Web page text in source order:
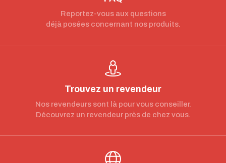
Reportez-vous aux questions
déjà posées concernant nos produits.
Trouvez un revendeur
Nos revendeurs sont là pour vous conseiller.
Découvrez un revendeur près de chez vous.